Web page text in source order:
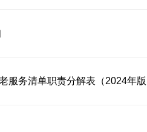
服务清单职责分解表（2024年